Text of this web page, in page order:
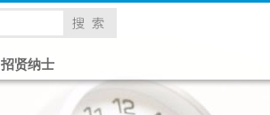
招贤纳士